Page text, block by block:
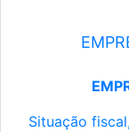
Situação